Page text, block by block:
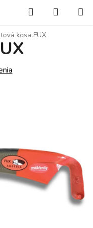
Hľadať
KOŠÍK
kosa FUX